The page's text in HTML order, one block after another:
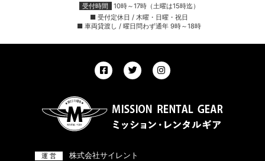
受付時間
10時～17時（土曜は15時迄）
■ 受付定休日 / 木曜・日曜・祝日
■ 車両貸渡し / 曜日問わず通年 9時～18時
株式会社サイレント